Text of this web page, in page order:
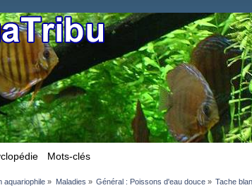
Mots-clés
aquariophile » Maladies » Général : Poissons d'eau douce» Tache